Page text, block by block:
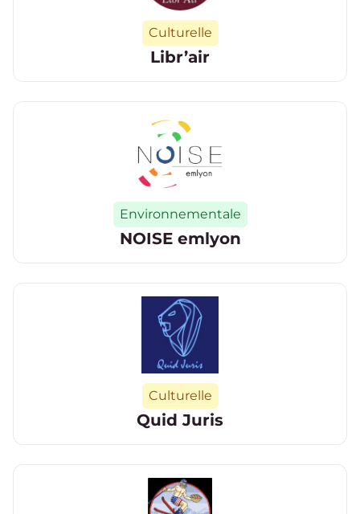
Libr’air
Catégorie
Culturelle
NOISE emlyon
Catégorie
Environnementale
Quid Juris
Catégorie
Culturelle